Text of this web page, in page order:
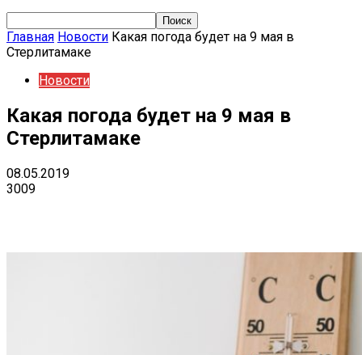
Главная Новости Какая погода будет на 9 мая в
Стерлитамаке
Новости
Какая погода будет на 9 мая в
Стерлитамаке
08.05.2019
3009